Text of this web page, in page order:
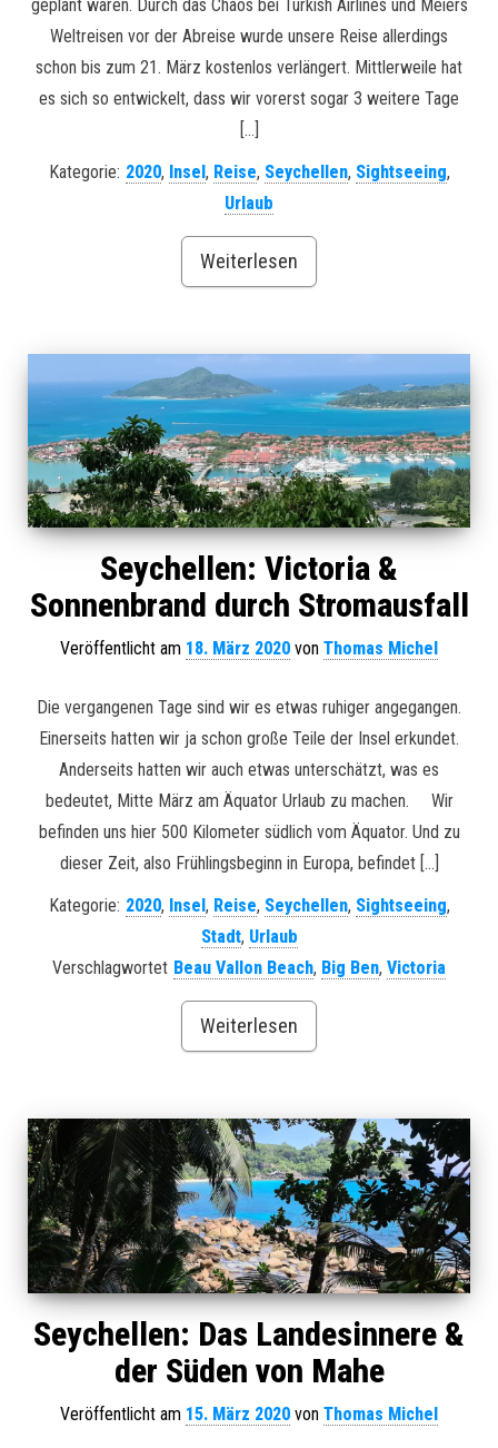
geplant waren. Durch das Chaos bei Turkish Airlines und Meiers
Weltreisen vor der Abreise wurde unsere Reise allerdings
schon bis zum 21. März kostenlos verlängert. Mittlerweile hat
es sich so entwickelt, dass wir vorerst sogar 3 weitere Tage
[…]
Kategorie: 2020, Insel, Reise, Seychellen, Sightseeing,
Urlaub
Weiterlesen
Seychellen: Victoria &
Sonnenbrand durch Stromausfall
Veröffentlicht am 18. März 2020 von Thomas Michel
Die vergangenen Tage sind wir es etwas ruhiger angegangen.
Einerseits hatten wir ja schon große Teile der Insel erkundet.
Anderseits hatten wir auch etwas unterschätzt, was es
bedeutet, Mitte März am Äquator Urlaub zu machen. Wir
befinden uns hier 500 Kilometer südlich vom Äquator. Und zu
dieser Zeit, also Frühlingsbeginn in Europa, befindet […]
Kategorie: 2020, Insel , Reise, Seychellen, Sightseeing,
Stadt, Urlaub
Verschlagwortet Beau Vallon Beach, Big Ben, Victoria
Weiterlesen
Seychellen: Das Landesinnere &
der Süden von Mahe
Veröffentlicht am 15. März 2020 von Thomas Michel